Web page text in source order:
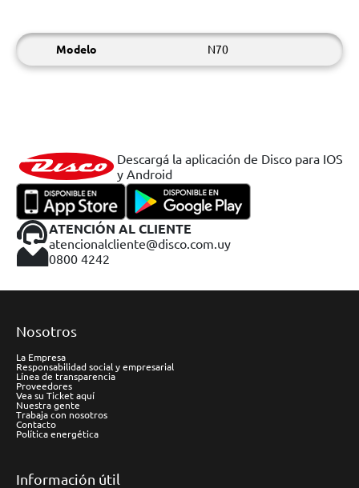
Modelo N70
Descargá la aplicación de Disco para IOS
y Android
ATENCIÓN AL CLIENTE
atencionalcliente@disco.com.uy
0800 4242
Nosotros
La Empresa
Responsabilidad social y empresarial
Línea de transparencia
Proveedores
Vea su Ticket aquí
Nuestra gente
Trabaja con nosotros
Contacto
Política energética
Información útil